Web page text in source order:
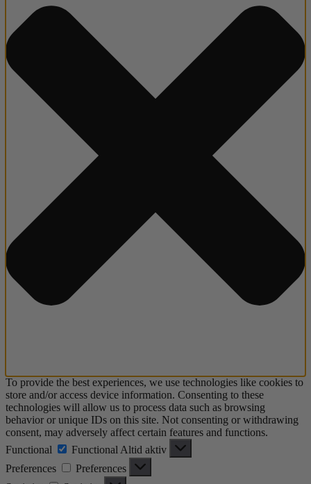
To provide the best experiences, we use technologies like cookies to
store and/or access device information. Consenting to these
technologies will allow us to process data such as browsing
behavior or unique IDs on this site. Not consenting or withdrawing
consent, may adversely affect certain features and functions.
Functional
Functional Altid aktiv
Preferences
Preferences